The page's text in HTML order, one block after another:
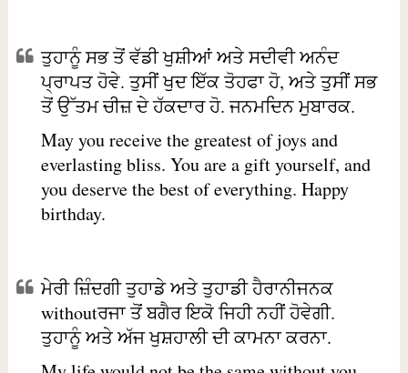
ਤੁਹਾਨੂੰ ਸਭ ਤੋਂ ਵੱਡੀ ਖੁਸ਼ੀਆਂ ਅਤੇ ਸਦੀਵੀ ਅਨੰਦ
ਪ੍ਰਾਪਤ ਹੋਵੇ. ਤੁਸੀਂ ਖੁਦ ਇੱਕ ਤੋਹਫਾ ਹੋ, ਅਤੇ ਤੁਸੀਂ ਸਭ
ਤੋਂ ਉੱਤਮ ਚੀਜ਼ ਦੇ ਹੱਕਦਾਰ ਹੋ. ਜਨਮਦਿਨ ਮੁਬਾਰਕ.
May you receive the greatest of joys and
everlasting bliss. You are a gift yourself, and
you deserve the best of everything. Happy
birthday.
ਮੇਰੀ ਜ਼ਿੰਦਗੀ ਤੁਹਾਡੇ ਅਤੇ ਤੁਹਾਡੀ ਹੈਰਾਨੀਜਨਕ
withoutਰਜਾ ਤੋਂ ਬਗੈਰ ਇਕੋ ਜਿਹੀ ਨਹੀਂ ਹੋਵੇਗੀ.
ਤੁਹਾਨੂੰ ਅਤੇ ਅੱਜ ਖੁਸ਼ਹਾਲੀ ਦੀ ਕਾਮਨਾ ਕਰਨਾ.